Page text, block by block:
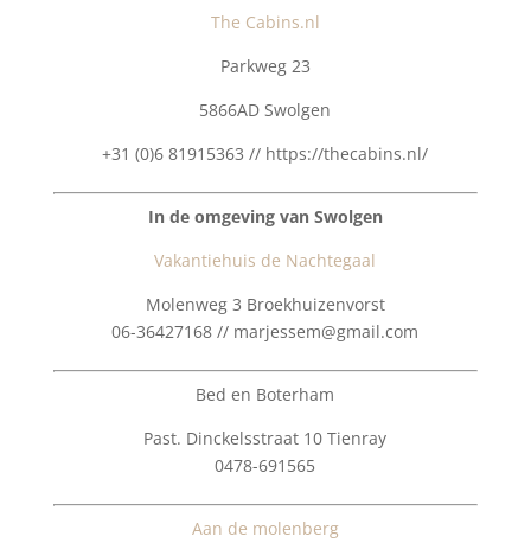
The Cabins.nl
Parkweg 23
5866AD Swolgen
+31 (0)6 81915363 // https://thecabins.nl/
In de omgeving van Swolgen
Vakantiehuis de Nachtegaal
Molenweg 3 Broekhuizenvorst
06-36427168 // marjessem@gmail.com
Bed en Boterham
Past. Dinckelsstraat 10 Tienray
0478-691565
Aan de molenberg